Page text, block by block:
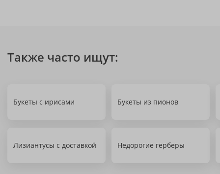
Также часто ищут:
Букеты с ирисами Букеты из пионов
Лизиантусы с доставкой Недорогие герберы